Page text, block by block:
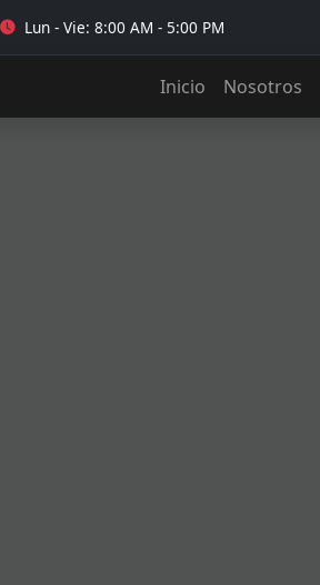
Lun - Vie: 8:00 AM - 5:00 PM
Inicio Nosotros